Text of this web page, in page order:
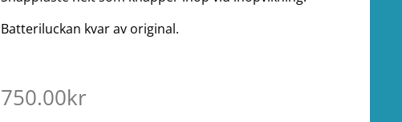
Batteriluckan kvar av original.
750.00kr